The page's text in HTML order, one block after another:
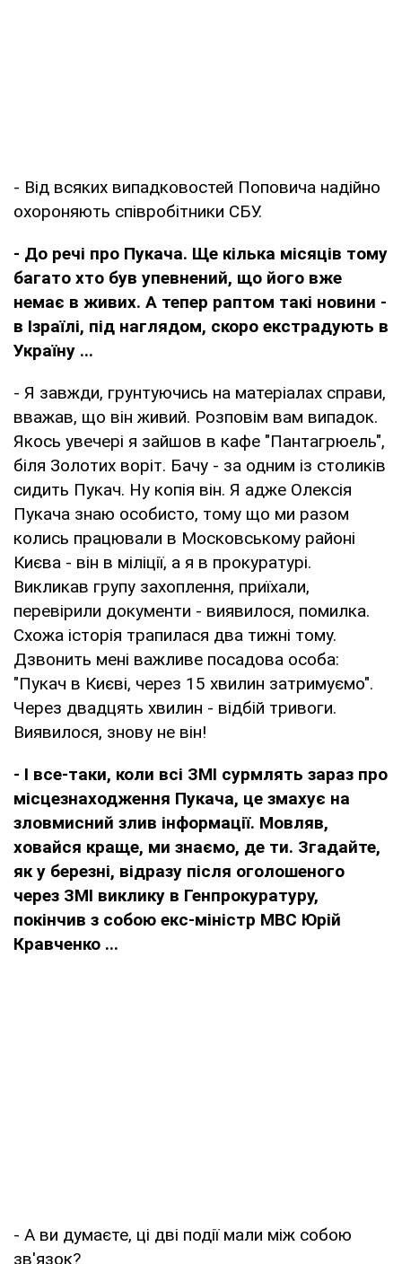
- Від всяких випадковостей Поповича надійно
охороняють співробітники СБУ.
- До речі про Пукача. Ще кілька місяців тому
багато хто був упевнений, що його вже
немає в живих. А тепер раптом такі новини -
в Ізраїлі, під наглядом, скоро екстрадують в
Україну ...
- Я завжди, грунтуючись на матеріалах справи,
вважав, що він живий. Розповім вам випадок.
Якось увечері я зайшов в кафе "Пантагрюель",
біля Золотих воріт. Бачу - за одним із столиків
сидить Пукач. Ну копія він. Я адже Олексія
Пукача знаю особисто, тому що ми разом
колись працювали в Московському районі
Києва - він в міліції, а я в прокуратурі.
Викликав групу захоплення, приїхали,
перевірили документи - виявилося, помилка.
Схожа історія трапилася два тижні тому.
Дзвонить мені важливе посадова особа:
"Пукач в Києві, через 15 хвилин затримуємо".
Через двадцять хвилин - відбій тривоги.
Виявилося, знову не він!
- І все-таки, коли всі ЗМІ сурмлять зараз про
місцезнаходження Пукача, це змахує на
зловмисний злив інформації. Мовляв,
ховайся краще, ми знаємо, де ти. Згадайте,
як у березні, відразу після оголошеного
через ЗМІ виклику в Генпрокуратуру,
покінчив з собою екс-міністр МВС Юрій
Кравченко ...
- А ви думаєте, ці дві події мали між собою
зв'язок?